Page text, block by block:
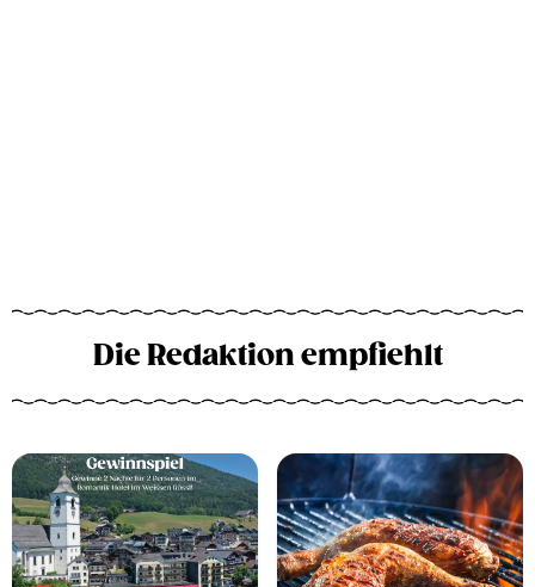
Die Redaktion empfiehlt